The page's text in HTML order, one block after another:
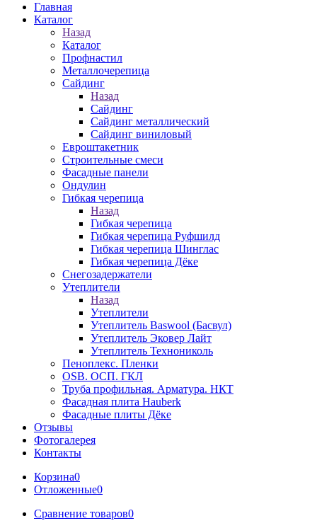
Главная
Каталог
Назад
Каталог
Профнастил
Металлочерепица
Сайдинг
Назад
Сайдинг
Сайдинг металлический
Сайдинг виниловый
Евроштакетник
Строительные смеси
Фасадные панели
Ондулин
Гибкая черепица
Назад
Гибкая черепица
Гибкая черепица Руфшилд
Гибкая черепица Шинглас
Гибкая черепица Дёке
Снегозадержатели
Утеплители
Назад
Утеплители
Утеплитель Baswool (Басвул)
Утеплитель Эковер Лайт
Утеплитель Технониколь
Пеноплекс. Пленки
OSB. ОСП. ГКЛ
Труба профильная. Арматура. НКТ
Фасадная плита Hauberk
Фасадные плиты Дёке
Отзывы
Фотогалерея
Контакты
Корзина0
Отложенные0
Сравнение товаров0